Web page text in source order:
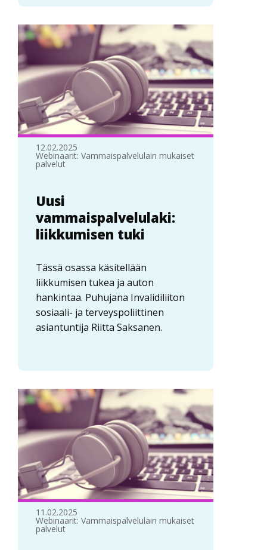
12.02.2025
Webinaarit: Vammaispalvelulain mukaiset
palvelut
Uusi
vammaispalvelulaki:
liikkumisen tuki
Tässä osassa käsitellään
liikkumisen tukea ja auton
hankintaa. Puhujana Invalidiliiton
sosiaali- ja terveyspoliittinen
asiantuntija Riitta Saksanen.
11.02.2025
Webinaarit: Vammaispalvelulain mukaiset
palvelut